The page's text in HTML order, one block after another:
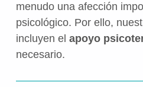
menudo una afección
psicológico. Por ello,
incluyen el apoyo
necesario.